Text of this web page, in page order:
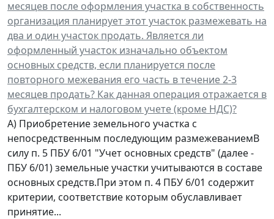
месяцев после оформления участка в собственность
организация планирует этот участок размежевать на
два и один участок продать. Является ли
оформленный участок изначально объектом
основных средств, если планируется после
повторного межевания его часть в течение 2-3
месяцев продать? Как данная операция отражается в
бухгалтерском и налоговом учете (кроме НДС)?
А) Приобретение земельного участка с
непосредственным последующим размежеваниемВ
силу п. 5 ПБУ 6/01 "Учет основных средств" (далее -
ПБУ 6/01) земельные участки учитываются в составе
основных средств.При этом п. 4 ПБУ 6/01 содержит
критерии, соответствие которым обуславливает
принятие...